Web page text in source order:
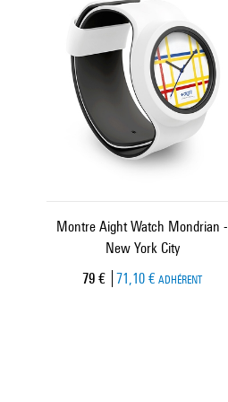
Montre Aight Watch Mondrian -
New York City
Prix ​​actuel
79 € 71,10 € ADHÉRENT